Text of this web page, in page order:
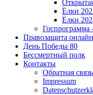
Ёлки
Ёлки
Госпрограмма
Правозащита онлайн
День Победы 80
Бессмертный полк
Контакты
Обратная связь
Impressum